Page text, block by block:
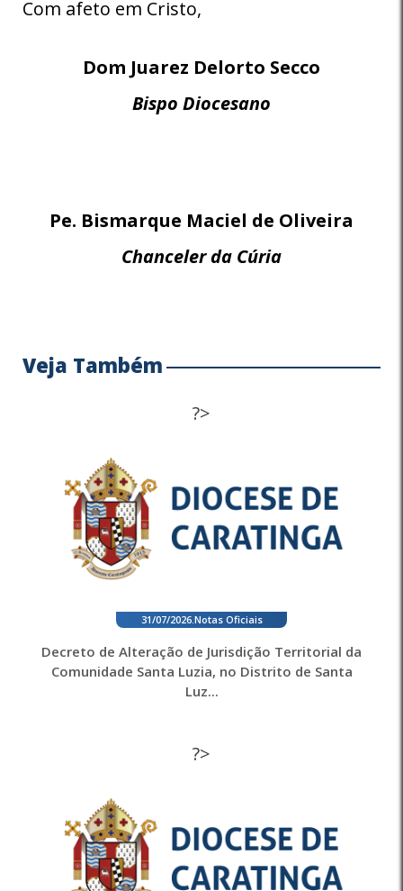
Com afeto em Cristo,
Dom Juarez Delorto Secco
Bispo Diocesano
Pe. Bismarque Maciel de Oliveira
Chanceler da Cúria
Veja Também
?>
31/07/2026. Notas Oficiais
Decreto de Alteração de Jurisdição Territorial da
Comunidade Santa Luzia, no Distrito de Santa
Luz...
?>